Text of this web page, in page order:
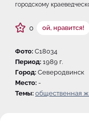
городскому
0 ой, нравится!
Фото: C18034
Период: 1989 г.
Город: Северодвинск
Место: -
Темы: общественная